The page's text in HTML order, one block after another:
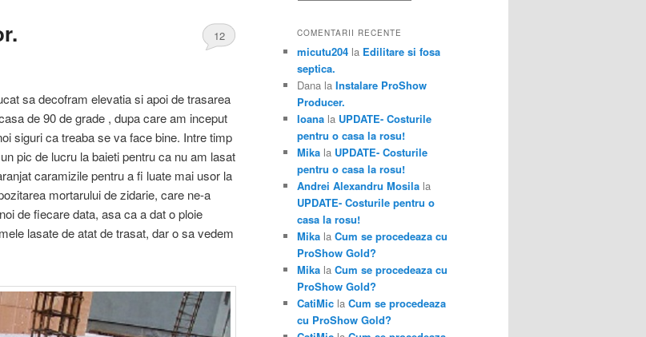
12
sa decofram elevatia si apoi de trasarea
de 90 de grade , dupa care am inceput
siguri ca treaba se va face bine. Intre timp
pic de lucru la baieti pentru ca nu am lasat
caramizile pentru a fi luate mai usor la
mortarului de zidarie, care ne-a
de fiecare data, asa ca a dat o ploie
lasate de atat de trasat, dar o sa vedem
COMENTARII RECENTE
micutu204 la Edilitare si fosa
septica.
Dana la Instalare ProShow
Producer.
Ioana la UPDATE- Costurile
pentru o casa la rosu!
Mika la UPDATE- Costurile
pentru o casa la rosu!
Andrei Alexandru Mosila la
UPDATE- Costurile pentru o
casa la rosu!
Mika la Cum se procedeaza cu
ProShow Gold?
Mika la Cum se procedeaza cu
ProShow Gold?
CatiMic la Cum se procedeaza
cu ProShow Gold?